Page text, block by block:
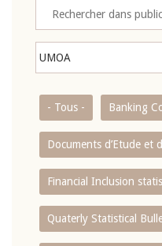
- Tous - Banking
Documents d’Etude et
Financial Inclusion
Quaterly Statistical